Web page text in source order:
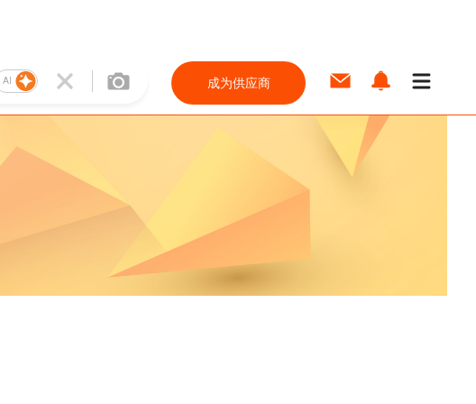
AI 成为供应商